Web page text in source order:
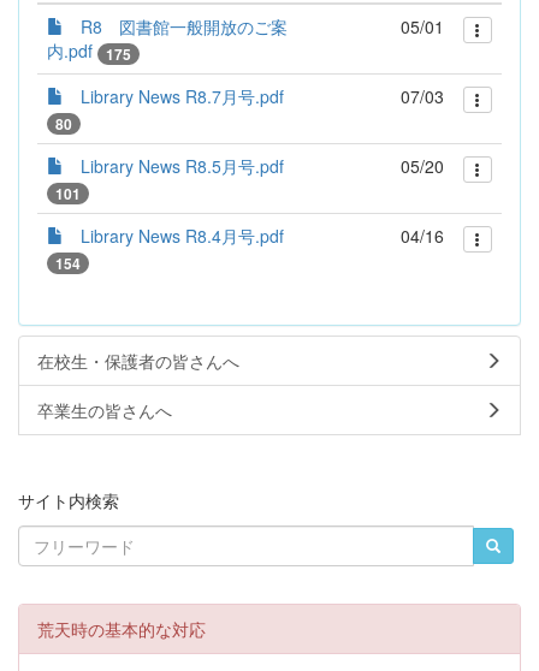
R8 図書館一般開放のご案
内.pdf
175
05/01
Library News R8.7月号.pdf
80
07/03
Library News R8.5月号.pdf
101
05/20
Library News R8.4月号.pdf
154
04/16
在校生・保護者の皆さんへ
卒業生の皆さんへ
サイト内検索
荒天時の基本的な対応